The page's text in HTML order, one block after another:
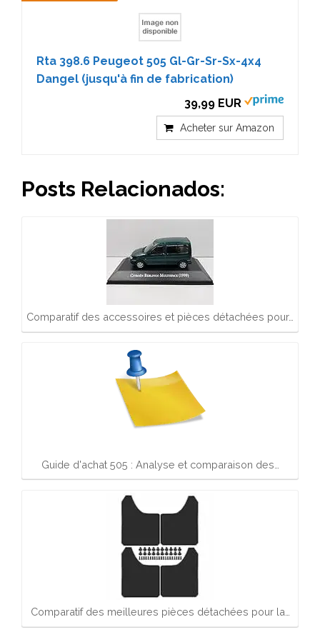
Rta 398.6 Peugeot 505 Gl-Gr-Sr-Sx-4x4
Dangel (jusqu'à fin de fabrication)
39,99 EUR
Acheter sur Amazon
Posts Relacionados:
Comparatif des accessoires et pièces détachées pour…
Guide d'achat 505 : Analyse et comparaison des…
Comparatif des meilleures pièces détachées pour la…